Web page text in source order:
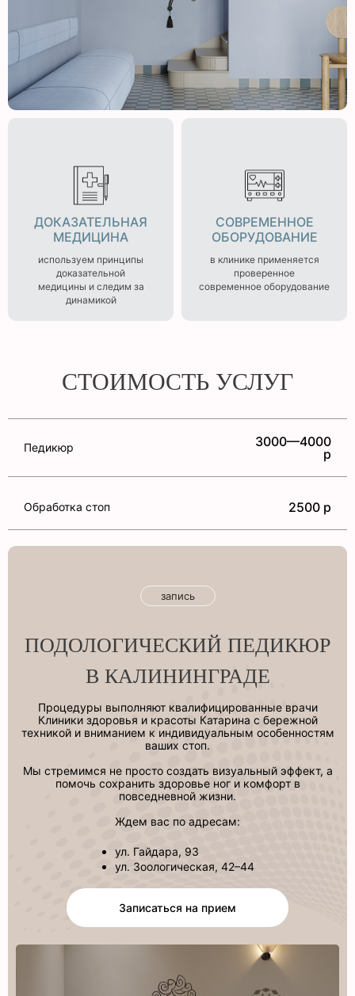
ДОКАЗАТЕЛЬНАЯ
МЕДИЦИНА
используем принципы
доказательной
медицины и следим за
динамикой
СОВРЕМЕННОЕ
ОБОРУДОВАНИЕ
в клинике применяется
проверенное
современное оборудование
СТОИМОСТЬ УСЛУГ
Педикюр
3000—4000
р
Обработка стоп 2500 р
запись
ПОДОЛОГИЧЕСКИЙ ПЕДИКЮР
В КАЛИНИНГРАДЕ
Процедуры выполняют квалифицированные врачи
Клиники здоровья и красоты Катарина с бережной
техникой и вниманием к индивидуальным особенностям
ваших стоп.
Мы стремимся не просто создать визуальный эффект, а
помочь сохранить здоровье ног и комфорт в
повседневной жизни.
Ждем вас по адресам:
ул. Гайдара, 93
ул. Зоологическая, 42–44
Записаться на прием